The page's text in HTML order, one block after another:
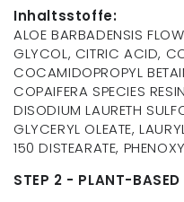
Inhaltsstoffe:
ALOE BARBADENSIS
GLYCOL, CITRIC ACID,
COCAMIDOPROPYL
COPAIFERA SPECIES
DISODIUM LAURETH
GLYCERYL OLEATE,
150 DISTEARATE,
STEP 2 - PLANT-BASED